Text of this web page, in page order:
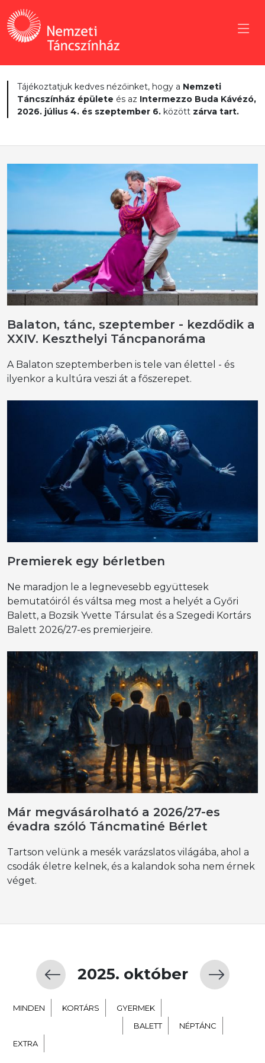
Tájékoztatjuk kedves nézőinket, hogy a Nemzeti
Táncszínház épülete és az Intermezzo Buda Kávézó,
2026. július 4. és szeptember 6. között zárva tart.
Balaton, tánc, szeptember - kezdődik a
XXIV. Keszthelyi Táncpanoráma
A Balaton szeptemberben is tele van élettel - és
ilyenkor a kultúra veszi át a főszerepet.
Premierek egy bérletben
Ne maradjon le a legnevesebb együttesek
bemutatóiról és váltsa meg most a helyét a Győri
Balett, a Bozsik Yvette Társulat és a Szegedi Kortárs
Balett 2026/27-es premierjeire.
Már megvásárolható a 2026/27-es
évadra szóló Táncmatiné Bérlet
Tartson velünk a mesék varázslatos világába, ahol a
csodák életre kelnek, és a kalandok soha nem érnek
véget.
2025. október
MINDEN KORTÁRS
GYERMEK
BALETT
NÉPTÁNC
EXTRA